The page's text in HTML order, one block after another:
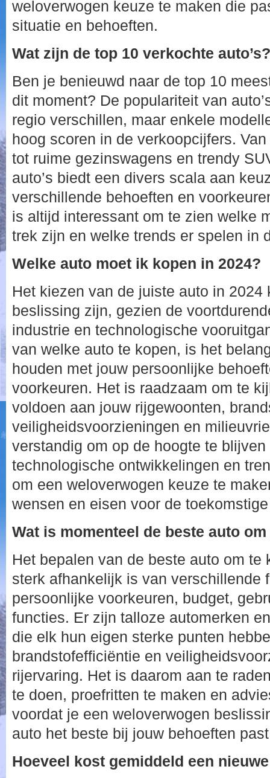
weloverwogen keuze te maken die
situatie en behoeften.
Wat zijn de top 10 verkochte auto’s?
Ben je benieuwd naar de top 10
dit moment? De populariteit van
regio verschillen, maar enkele
hoog scoren in de verkoopcijfers.
tot ruime gezinswagens en trendy
auto’s biedt een divers scala aan
verschillende behoeften en
is altijd interessant om te zien welke
trek zijn en welke trends er spelen in
Welke auto moet ik kopen in 2024?
Het kiezen van de juiste auto in 2024
beslissing zijn, gezien de
industrie en technologische
van welke auto te kopen, is het
houden met jouw persoonlijke
voorkeuren. Het is raadzaam om te
voldoen aan jouw rijgewoonten,
veiligheidsvoorzieningen en
verstandig om op de hoogte te
technologische ontwikkelingen en
om een weloverwogen keuze te
wensen en eisen voor de
Wat is momenteel de beste auto
Het bepalen van de beste auto om te
sterk afhankelijk is van verschillende
persoonlijke voorkeuren, budget,
functies. Er zijn talloze automerken
die elk hun eigen sterke punten
brandstofefficiëntie en
rijervaring. Het is daarom aan te
te doen, proefritten te maken en
voordat je een weloverwogen
auto het beste bij jouw behoeften
Hoeveel kost gemiddeld een